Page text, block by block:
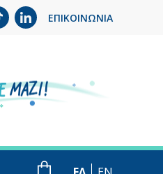
ΕΠΙΚΟΙΝΩΝΙΑ